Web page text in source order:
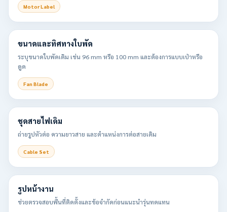
Motor Label
ขนาดและทิศทางใบพัด
ระบุขนาดใบพัดเดิม เช่น 96 mm หรือ 100 mm และต้องการแบบเป่าหรือ
ดูด
Fan Blade
ชุดสายไฟเดิม
ถ่ายรูปหัวต่อ ความยาวสาย และตำแหน่งการต่อสายเดิม
Cable Set
รูปหน้างาน
ช่วยตรวจสอบพื้นที่ติดตั้งและข้อจำกัดก่อนแนะนำรุ่นทดแทน